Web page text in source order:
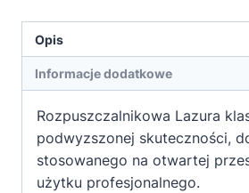
lazurujący
HSL-
30
2,5L
Opis
Informacje dodatkowe
Rozpuszczalnikowa Lazura
podwyzszonej skuteczności,
stosowanego na otwartej
użytku profesjonalnego.